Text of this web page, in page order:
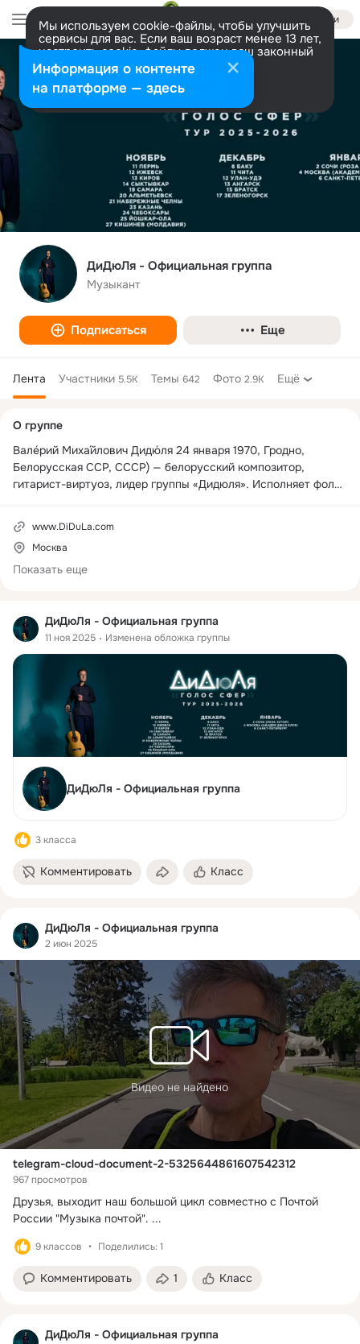
Войти
Мы используем cookie-файлы, чтобы улучшить
сервисы для вас. Если ваш возраст менее 13 лет,
настроить cookie-файлы должен ваш законный
представитель. Больше информации
Разрешить все Настроить
ДиДюЛя - Официальная группа
Музыкант
Подписаться Еще
Лента Участники 5.5K Темы 642 Фото 2.9K Ещё
ДиДюЛя - Официальная группа
11 ноя 2025 Изменена обложка группы
ДиДюЛя - Официальная группа
3 класса
Комментировать Класс
ДиДюЛя - Официальная группа
2 июн 2025
Видео не найдено
telegram-cloud-document-2-5325644861607542312
967 просмотров
Друзья, выходит наш большой цикл совместно с Почтой
России "Музыка почтой". ...
9 классов Поделились: 1
Комментировать 1 Класс
ДиДюЛя - Официальная группа
колонка
О группе
Вале́рий Миха́йлович Дидю́ля 24 января 1970, Гродно,
Белорусская ССР, СССР) — белорусский композитор,
гитарист-виртуоз, лидер группы «Дидюля». Исполняет фолк-
эйдж.
www.DiDuLa.com
Москва
Показать еще
Информация о контенте
на платформе — здесь